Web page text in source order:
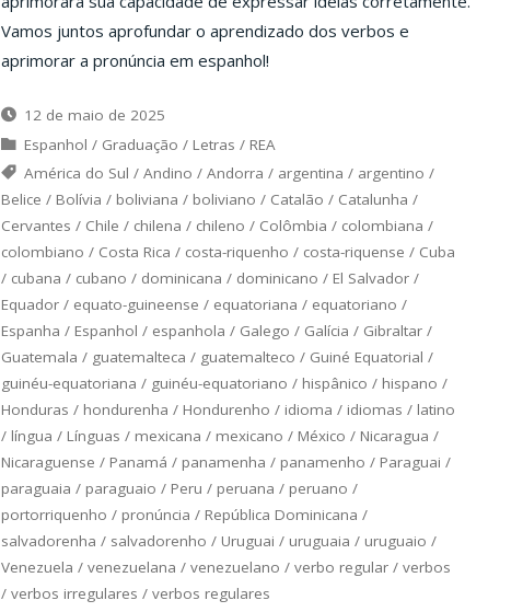
Vamos juntos aprofundar o aprendizado dos verbos e
aprimorar a pronúncia em espanhol!
12 de maio de 2025
Espanhol / Graduação / Letras / REA
América do Sul /Andino /Andorra / argentina / argentino /
Belice / Bolívia / boliviana / boliviano / Catalão / Catalunha /
Cervantes / Chile / chilena / chileno / Colômbia / colombiana /
colombiano / Costa Rica / costa-riquenho / costa-riquense / Cuba
/ cubana / cubano / dominicana / dominicano / El Salvador/
Equador/ equato-guineense / equatoriana / equatoriano /
Espanha / Espanhol / espanhola / Galego / Galícia / Gibraltar/
Guatemala / guatemalteca / guatemalteco / Guiné Equatorial /
guinéu-equatoriana / guinéu-equatoriano / hispânico / hispano /
Honduras / hondurenha / Hondurenho / idioma / idiomas / latino
/ língua / Línguas / mexicana / mexicano / México / Nicaragua /
Nicaraguense / Panamá / panamenha / panamenho / Paraguai /
paraguaia / paraguaio / Peru / peruana / peruano /
portorriquenho / pronúncia / República Dominicana /
salvadorenha / salvadorenho / Uruguai / uruguaia / uruguaio /
Venezuela / venezuelana / venezuelano / verbo regular/ verbos
/ verbos irregulares / verbos regulares